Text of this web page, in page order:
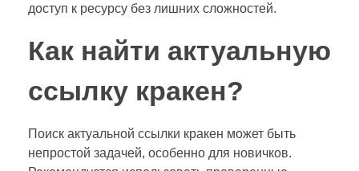
доступ к ресурсу без лишних сложностей.
Как найти актуальную
ссылку кракен?
Поиск актуальной ссылки кракен может быть
непростой задачей, особенно для новичков.